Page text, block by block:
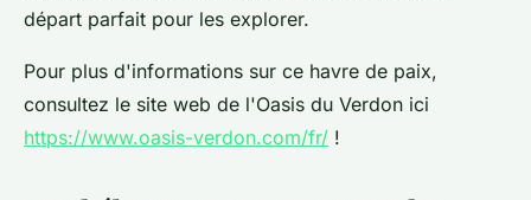
départ parfait pour les explorer.
Pour plus d'informations sur ce havre de paix,
consultez le site web de l'Oasis du Verdon ici
https://www.oasis-verdon.com/fr/ !